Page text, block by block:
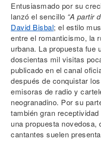
Entusiasmado por su
lanzó el sencillo “A partir
David Bisbal; el estilo
entre el romanticismo, la
urbana. La propuesta fue
doscientas mil visitas
publicado en el canal
después de conquistar
emisoras de radio y
neogranadino. Por su
también gran
una propuesta novedosa,
cantantes suelen